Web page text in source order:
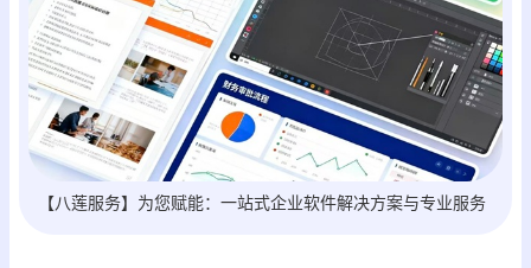
【八莲服务】为您赋能：一站式企业软件解决方案与专业服务